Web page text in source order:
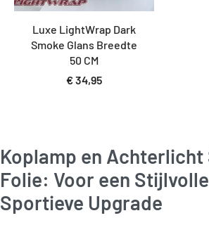
Luxe LightWrap Dark
Smoke Glans Breedte
50 CM
€34,95
Koplamp en Achterlicht
Folie: Voor een
Sportieve Upgrade